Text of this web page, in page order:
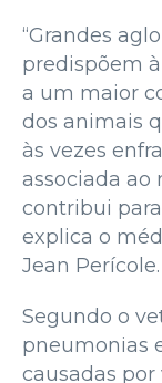
“Grandes
predispõem
a um maior
dos animais
às vezes
associada ao
contribui
explica o
Jean Perícole.
Segundo o
pneumonias
causadas